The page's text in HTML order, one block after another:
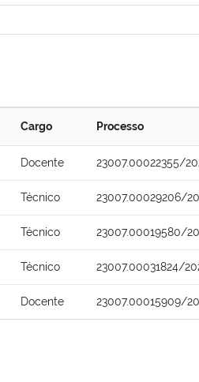
Cargo Processo
Docente 23007.00022355/
Técnico 23007.00029206/
Técnico 23007.00019580/
Técnico 23007.00031824/
Docente 23007.00015909/